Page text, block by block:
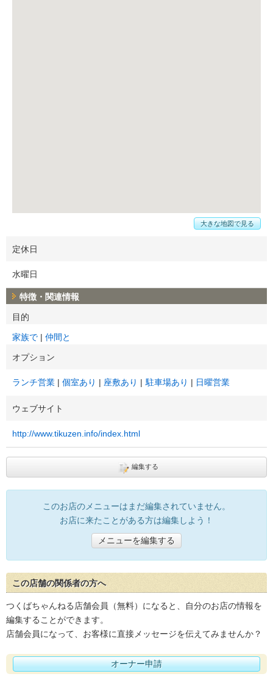
大きな地図で見る
定休日
水曜日
特徴・関連情報
目的
家族で 仲間と
オプション
ランチ営業 個室あり 座敷あり 駐車場あり 日曜営業
ウェブサイト
http://www.tikuzen.info/index.html
編集する
このお店のメニューはまだ編集されていません。
お店に来たことがある方は編集しよう！
メニューを編集する
この店舗の関係者の方へ
つくばちゃんねる店舗会員（無料）になると、自分のお店の情報を
編集することができます。
店舗会員になって、お客様に直接メッセージを伝えてみませんか？
オーナー申請